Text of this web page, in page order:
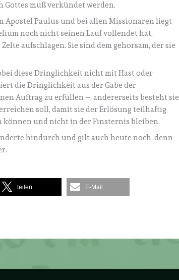
Gottes muß verkündet werden.
Apostel Paulus und bei allen Missionaren liegt
noch nicht seinen Lauf vollendet hat,
aufschlagen. Sie sind dem gehorsam, der sie
diese Dringlichkeit nicht mit Hast oder
die Dringlichkeit aus der Gabe der
Auftrag zu erfüllen –, andererseits besteht sie
soll, damit sie der Erlösung teilhaftig
können und nicht in der Finsternis bleiben.
hindurch und gilt auch heute noch, denn
teilen E-Mail